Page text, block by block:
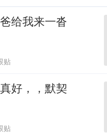
给我来一沓
贴
好，，默契
贴